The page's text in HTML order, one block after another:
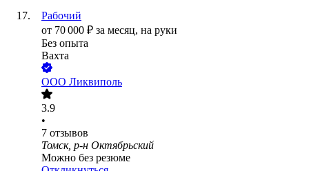
Рабочий
от 70 000 ₽ за месяц, на руки
Без опыта
Вахта
ООО Ликвиполь
3.9
•
7 отзывов
Томск, р-н Октябрьский
Можно без резюме